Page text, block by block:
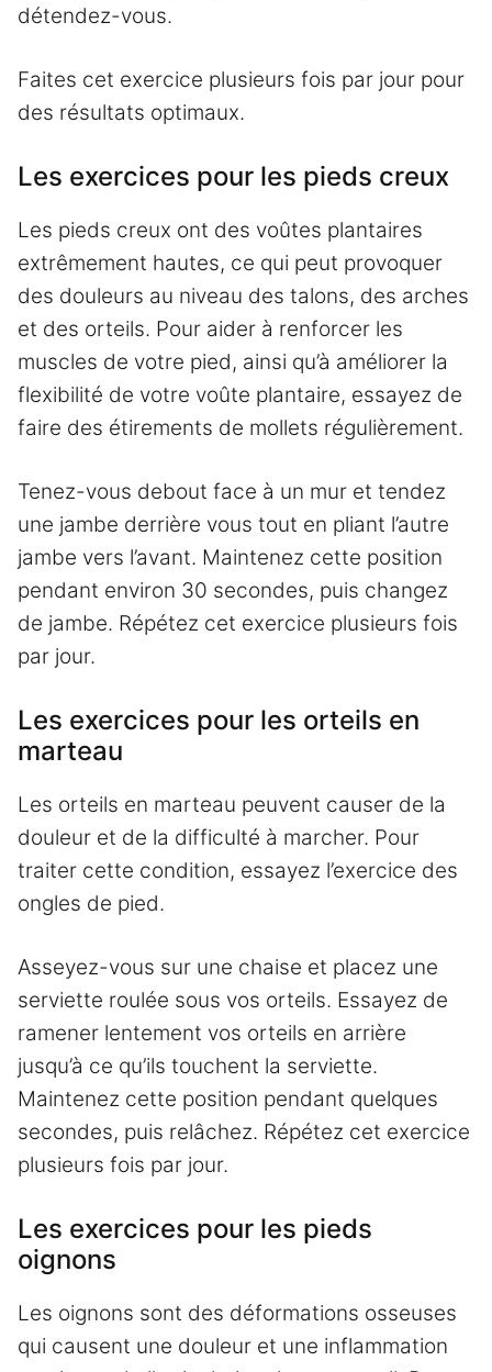
détendez-vous.
Faites cet exercice plusieurs fois par jour pour
des résultats optimaux.
Les exercices pour les pieds creux
Les pieds creux ont des voûtes plantaires
extrêmement hautes, ce qui peut provoquer
des douleurs au niveau des talons, des arches
et des orteils. Pour aider à renforcer les
muscles de votre pied, ainsi qu’à améliorer la
flexibilité de votre voûte plantaire, essayez de
faire des étirements de mollets régulièrement.
Tenez-vous debout face à un mur et tendez
une jambe derrière vous tout en pliant l’autre
jambe vers l’avant. Maintenez cette position
pendant environ 30 secondes, puis changez
de jambe. Répétez cet exercice plusieurs fois
par jour.
Les exercices pour les orteils en
marteau
Les orteils en marteau peuvent causer de la
douleur et de la difficulté à marcher. Pour
traiter cette condition, essayez l’exercice des
ongles de pied.
Asseyez-vous sur une chaise et placez une
serviette roulée sous vos orteils. Essayez de
ramener lentement vos orteils en arrière
jusqu’à ce qu’ils touchent la serviette.
Maintenez cette position pendant quelques
secondes, puis relâchez. Répétez cet exercice
plusieurs fois par jour.
Les exercices pour les pieds
oignons
Les oignons sont des déformations osseuses
qui causent une douleur et une inflammation